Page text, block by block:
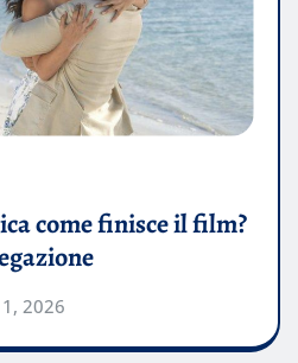
come finisce il film?
2026